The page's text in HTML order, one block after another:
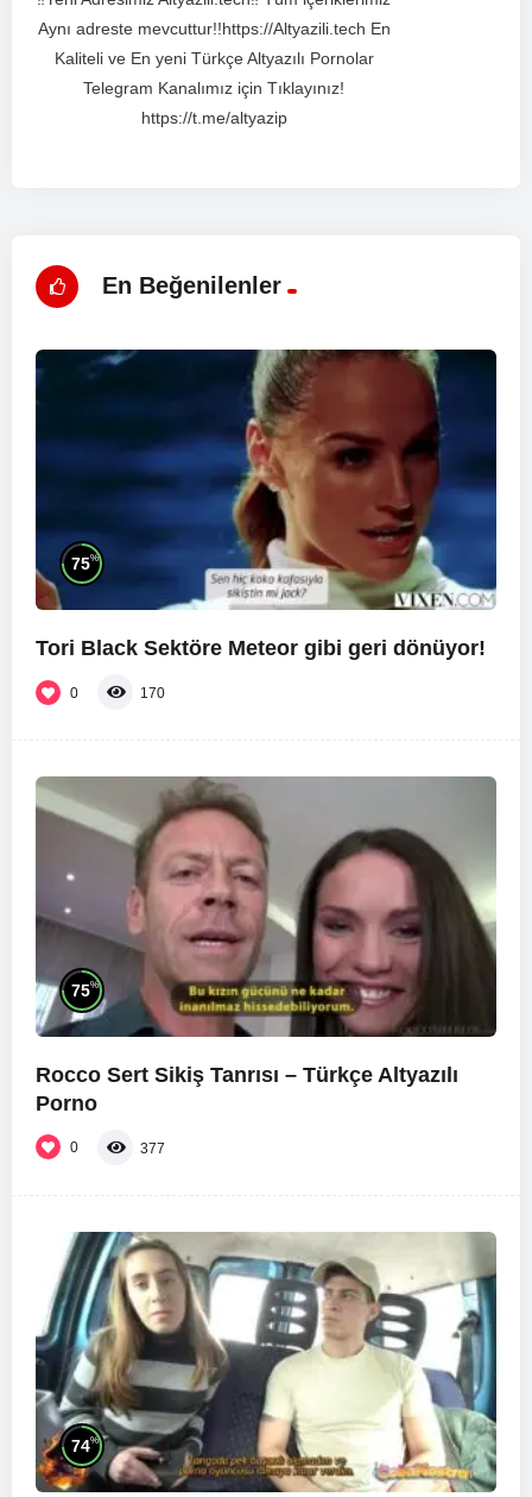
Aynı adreste mevcuttur!!https://Altyazili.tech En
Kaliteli ve En yeni Türkçe Altyazılı Pornolar
Telegram Kanalımız için Tıklayınız!
https://t.me/altyazip
En Beğenilenler
75%
Tori Black Sektöre Meteor gibi geri dönüyor!
0 170
75%
Rocco Sert Sikiş Tanrısı – Türkçe Altyazılı
Porno
0 377
74%